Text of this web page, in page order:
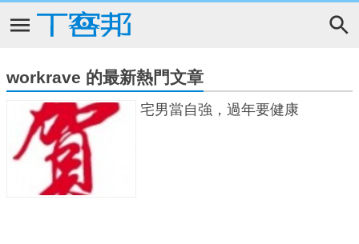
workrave 的最新熱門文章
宅男當自強，過年要健康